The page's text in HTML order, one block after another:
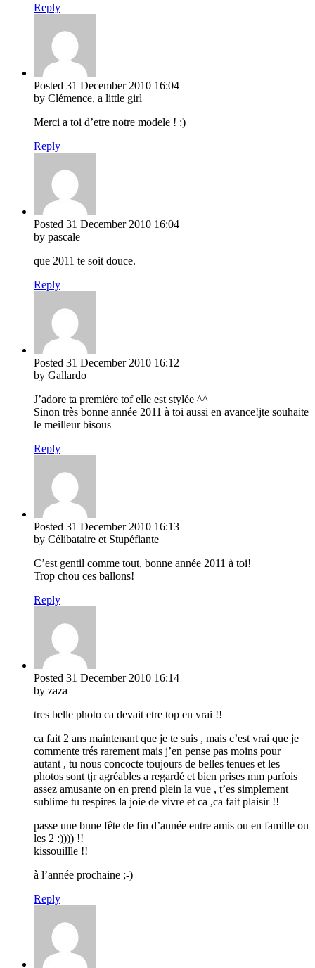
Reply
Posted 31 December 2010 16:04
by Clémence, a little girl
Merci a toi d’etre notre modele ! :)
Reply
Posted 31 December 2010 16:04
by pascale
que 2011 te soit douce.
Reply
Posted 31 December 2010 16:12
by Gallardo
J’adore ta première tof elle est stylée ^^
Sinon très bonne année 2011 à toi aussi en avance!jte souhaite
le meilleur bisous
Reply
Posted 31 December 2010 16:13
by Célibataire et Stupéfiante
C’est gentil comme tout, bonne année 2011 à toi!
Trop chou ces ballons!
Reply
Posted 31 December 2010 16:14
by zaza
tres belle photo ca devait etre top en vrai !!
ca fait 2 ans maintenant que je te suis , mais c’est vrai que je
commente trés rarement mais j’en pense pas moins pour
autant , tu nous concocte toujours de belles tenues et les
photos sont tjr agréables a regardé et bien prises mm parfois
assez amusante on en prend plein la vue , t’es simplement
sublime tu respires la joie de vivre et ca ,ca fait plaisir !!
passe une bnne fête de fin d’année entre amis ou en famille ou
les 2 :)))) !!
kissouillle !!
à l’année prochaine ;-)
Reply